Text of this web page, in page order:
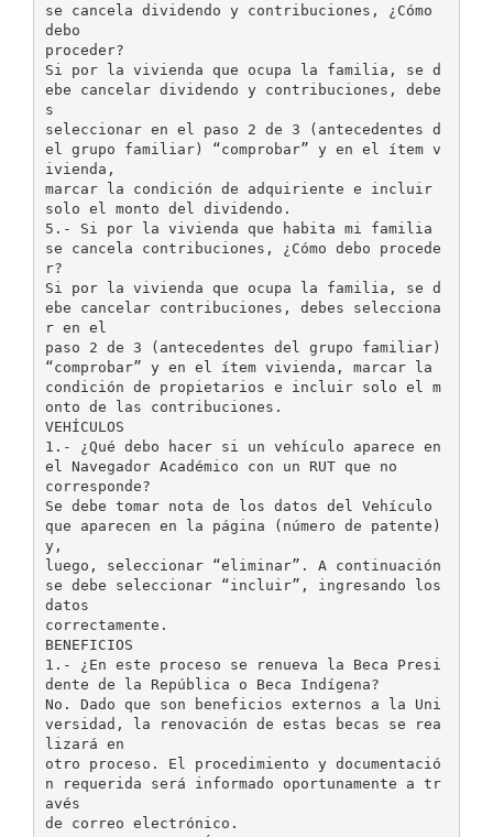
se cancela dividendo y contribuciones, ¿Cómo
debo
proceder?
Si por la vivienda que ocupa la familia, se d
ebe cancelar dividendo y contribuciones, debe
s
seleccionar en el paso 2 de 3 (antecedentes d
el grupo familiar) “comprobar” y en el ítem v
ivienda,
marcar la condición de adquiriente e incluir
solo el monto del dividendo.
5.- Si por la vivienda que habita mi familia
se cancela contribuciones, ¿Cómo debo procede
r?
Si por la vivienda que ocupa la familia, se d
ebe cancelar contribuciones, debes selecciona
r en el
paso 2 de 3 (antecedentes del grupo familiar)
“comprobar” y en el ítem vivienda, marcar la
condición de propietarios e incluir solo el m
onto de las contribuciones.
VEHÍCULOS
1.- ¿Qué debo hacer si un vehículo aparece en
el Navegador Académico con un RUT que no
corresponde?
Se debe tomar nota de los datos del Vehículo
que aparecen en la página (número de patente)
y,
luego, seleccionar “eliminar”. A continuación
se debe seleccionar “incluir”, ingresando los
datos
correctamente.
BENEFICIOS
1.- ¿En este proceso se renueva la Beca Presi
dente de la República o Beca Indígena?
No. Dado que son beneficios externos a la Uni
versidad, la renovación de estas becas se rea
lizará en
otro proceso. El procedimiento y documentació
n requerida será informado oportunamente a tr
avés
de correo electrónico.